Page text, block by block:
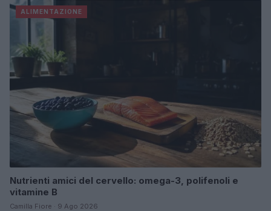
ALIMENTAZIONE
Nutrienti amici del cervello: omega-3, polifenoli e
vitamine B
Camilla Fiore · 9 Ago 2026